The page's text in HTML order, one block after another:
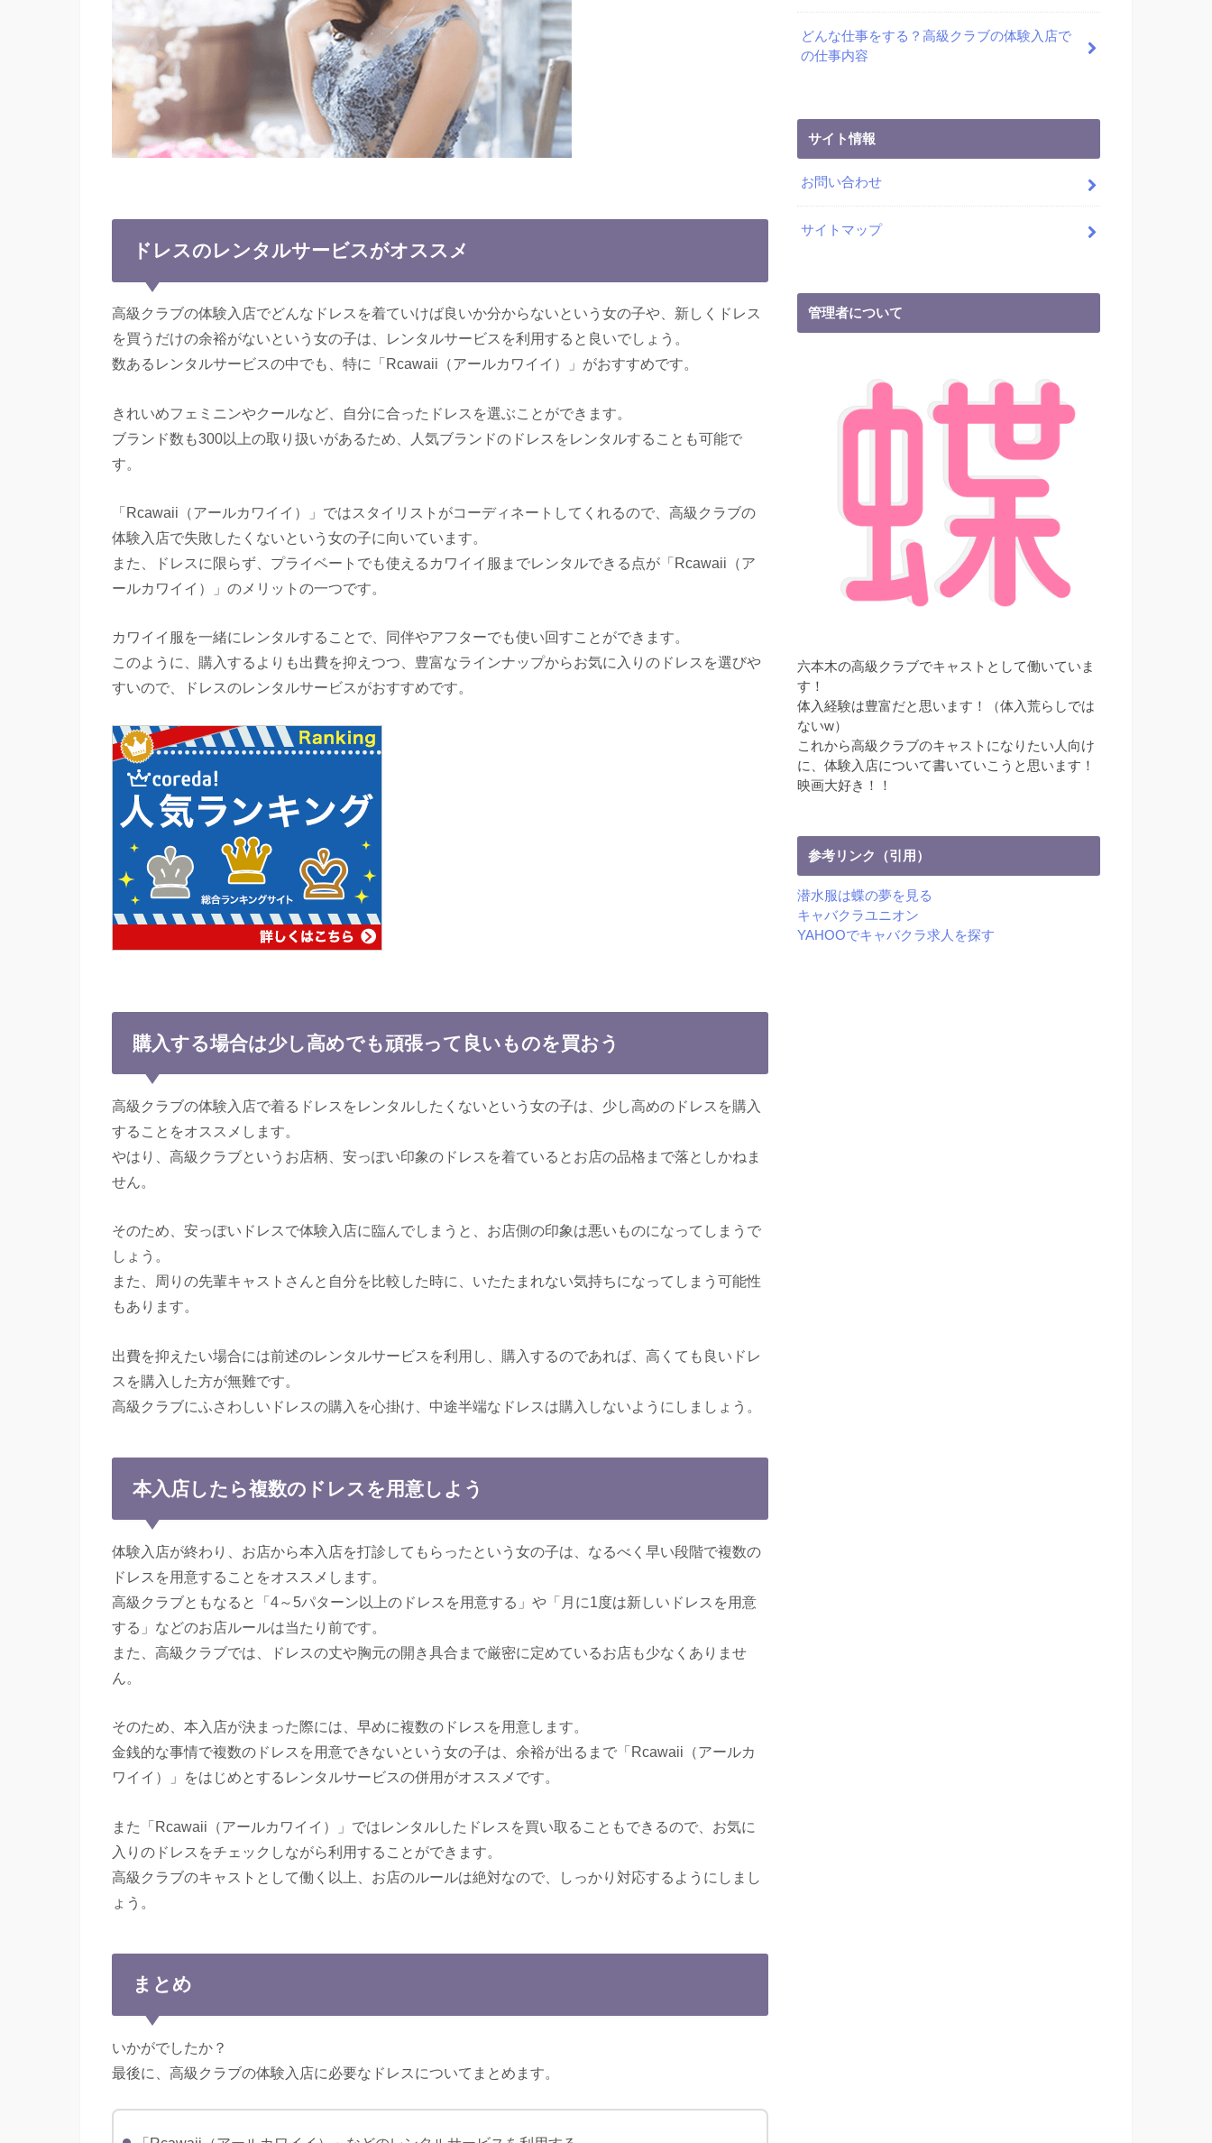
ドレスのレンタルサービスがオススメ
高級クラブの体験入店でどんなドレスを着ていけば良いか分からないという女の子や、新しくドレス
を買うだけの余裕がないという女の子は、レンタルサービスを利用すると良いでしょう。
数あるレンタルサービスの中でも、特に「Rcawaii（アールカワイイ）」がおすすめです。
きれいめフェミニンやクールなど、自分に合ったドレスを選ぶことができます。
ブランド数も300以上の取り扱いがあるため、人気ブランドのドレスをレンタルすることも可能で
す。
「Rcawaii（アールカワイイ）」ではスタイリストがコーディネートしてくれるので、高級クラブの
体験入店で失敗したくないという女の子に向いています。
また、ドレスに限らず、プライベートでも使えるカワイイ服までレンタルできる点が「Rcawaii（ア
ールカワイイ）」のメリットの一つです。
カワイイ服を一緒にレンタルすることで、同伴やアフターでも使い回すことができます。
このように、購入するよりも出費を抑えつつ、豊富なラインナップからお気に入りのドレスを選びや
すいので、ドレスのレンタルサービスがおすすめです。
購入する場合は少し高めでも頑張って良いものを買おう
高級クラブの体験入店で着るドレスをレンタルしたくないという女の子は、少し高めのドレスを購入
することをオススメします。
やはり、高級クラブというお店柄、安っぽい印象のドレスを着ているとお店の品格まで落としかねま
せん。
そのため、安っぽいドレスで体験入店に臨んでしまうと、お店側の印象は悪いものになってしまうで
しょう。
また、周りの先輩キャストさんと自分を比較した時に、いたたまれない気持ちになってしまう可能性
もあります。
出費を抑えたい場合には前述のレンタルサービスを利用し、購入するのであれば、高くても良いドレ
スを購入した方が無難です。
高級クラブにふさわしいドレスの購入を心掛け、中途半端なドレスは購入しないようにしましょう。
本入店したら複数のドレスを用意しよう
体験入店が終わり、お店から本入店を打診してもらったという女の子は、なるべく早い段階で複数の
ドレスを用意することをオススメします。
高級クラブともなると「4～5パターン以上のドレスを用意する」や「月に1度は新しいドレスを用意
する」などのお店ルールは当たり前です。
また、高級クラブでは、ドレスの丈や胸元の開き具合まで厳密に定めているお店も少なくありませ
ん。
そのため、本入店が決まった際には、早めに複数のドレスを用意します。
金銭的な事情で複数のドレスを用意できないという女の子は、余裕が出るまで「Rcawaii（アールカ
ワイイ）」をはじめとするレンタルサービスの併用がオススメです。
また「Rcawaii（アールカワイイ）」ではレンタルしたドレスを買い取ることもできるので、お気に
入りのドレスをチェックしながら利用することができます。
高級クラブのキャストとして働く以上、お店のルールは絶対なので、しっかり対応するようにしまし
ょう。
まとめ
いかがでしたか？
最後に、高級クラブの体験入店に必要なドレスについてまとめます。
どんな仕事をする？高級クラブの体験入店で
の仕事内容
サイト情報
お問い合わせ
サイトマップ
管理者について
六本木の高級クラブでキャストとして働いていま
す！
体入経験は豊富だと思います！（体入荒らしでは
ないw）
これから高級クラブのキャストになりたい人向け
に、体験入店について書いていこうと思います！
映画大好き！！
参考リンク（引用）
潜水服は蝶の夢を見る
キャバクラユニオン
YAHOOでキャバクラ求人を探す